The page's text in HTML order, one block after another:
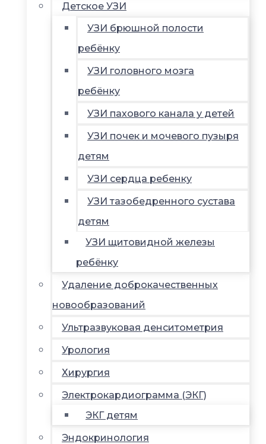
Детское УЗИ
УЗИ брюшной полости
ребёнку
УЗИ головного мозга
ребёнку
УЗИ пахового канала у детей
УЗИ почек и мочевого пузыря
детям
УЗИ сердца ребенку
УЗИ тазобедренного сустава
детям
УЗИ щитовидной железы
ребёнку
Удаление доброкачественных
новообразований
Ультразвуковая денситометрия
Урология
Хирургия
Электрокардиограмма (ЭКГ)
ЭКГ детям
Эндокринология